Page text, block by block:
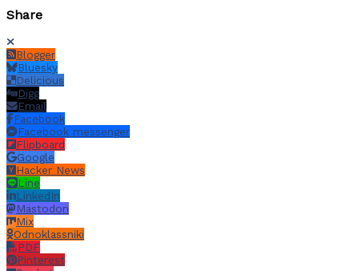
Share
Blogger
Bluesky
Delicious
Digg
Email
Facebook
Facebook messenger
Flipboard
Google
Hacker News
Line
LinkedIn
Mastodon
Mix
Odnoklassniki
PDF
Pinterest